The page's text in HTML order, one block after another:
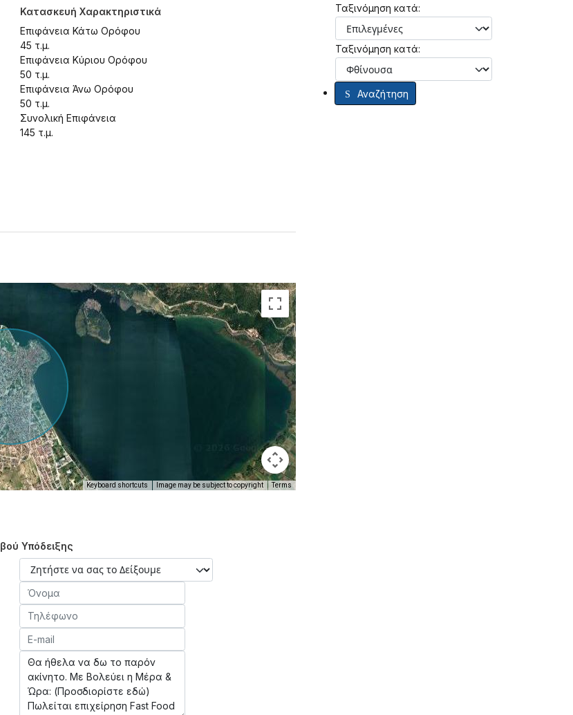
Κατασκευή Χαρακτηριστικά
Επιφάνεια Κάτω Ορόφου
45 τ.μ.
Επιφάνεια Κύριου Ορόφου
50 τ.μ.
Επιφάνεια Άνω Ορόφου
50 τ.μ.
Συνολική Επιφάνεια
145 τ.μ.
Keyboard shortcuts Image may be subject to copyright Terms
Υπόδειξης
Ταξινόμηση κατά:
Ταξινόμηση κατά:
Αναζήτηση